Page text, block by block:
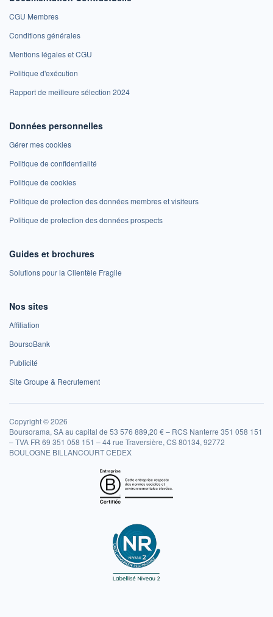
CGU Membres
Conditions générales
Mentions légales et CGU
Politique d'exécution
Rapport de meilleure sélection 2024
Données personnelles
Gérer mes cookies
Politique de confidentialité
Politique de cookies
Politique de protection des données membres et visiteurs
Politique de protection des données prospects
Guides et brochures
Solutions pour la Clientèle Fragile
Nos sites
Affiliation
BoursoBank
Publicité
Site Groupe & Recrutement
Copyright © 2026
Boursorama, SA au capital de 53 576 889,20 € – RCS Nanterre 351 058 151
– TVA FR 69 351 058 151 – 44 rue Traversière, CS 80134, 92772
BOULOGNE BILLANCOURT CEDEX